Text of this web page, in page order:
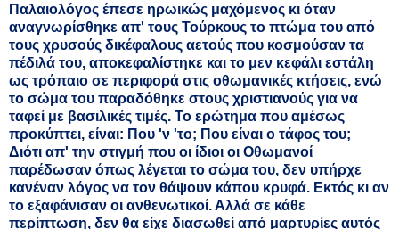
Παλαιολόγος έπεσε ηρωικώς μαχόμενος κι όταν
αναγνωρίσθηκε απ' τους Τούρκους το πτώμα του από
τους χρυσούς δικέφαλους αετούς που κοσμούσαν τα
πέδιλά του, αποκεφαλίστηκε και το μεν κεφάλι εστάλη
ως τρόπαιο σε περιφορά στις οθωμανικές κτήσεις, ενώ
το σώμα του παραδόθηκε στους χριστιανούς για να
ταφεί με βασιλικές τιμές. Το ερώτημα που αμέσως
προκύπτει, είναι: Που 'ν 'το; Που είναι ο τάφος του;
Διότι απ' την στιγμή που οι ίδιοι οι Οθωμανοί
παρέδωσαν όπως λέγεται το σώμα του, δεν υπήρχε
κανέναν λόγος να τον θάψουν κάπου κρυφά. Εκτός κι αν
το εξαφάνισαν οι ανθενωτικοί. Αλλά σε κάθε
περίπτωση, δεν θα είχε διασωθεί από μαρτυρίες αυτός